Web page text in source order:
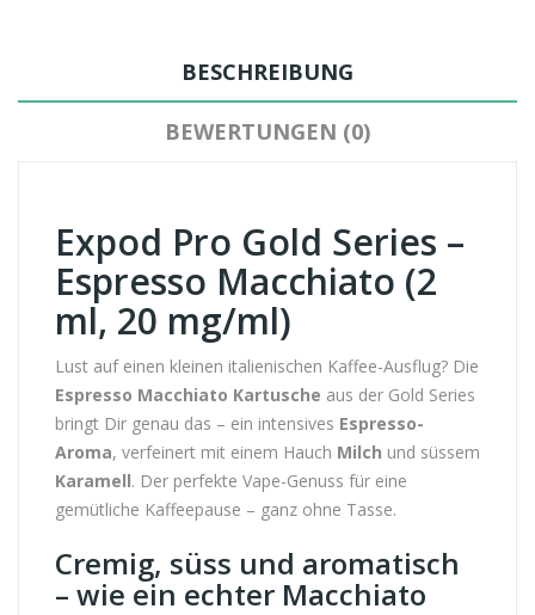
BESCHREIBUNG
BEWERTUNGEN (0)
Expod Pro Gold Series –
Espresso Macchiato (2
ml, 20 mg/ml)
Lust auf einen kleinen italienischen Kaffee-Ausflug? Die
Espresso Macchiato Kartusche aus der Gold Series
bringt Dir genau das – ein intensives Espresso-
Aroma, verfeinert mit einem Hauch Milch und süssem
Karamell. Der perfekte Vape-Genuss für eine
gemütliche Kaffeepause – ganz ohne Tasse.
Cremig, süss und aromatisch
– wie ein echter Macchiato